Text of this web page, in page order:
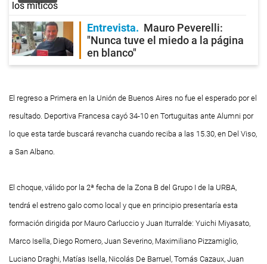
Entrevista
Mauro Peverelli:
"Nunca tuve el miedo a la página
en blanco"
El regreso a Primera en la Unión de Buenos Aires no fue el esperado por el
resultado. Deportiva Francesa cayó 34-10 en Tortuguitas ante Alumni por
lo que esta tarde buscará revancha cuando reciba a las 15.30, en Del Viso,
a San Albano.
El choque, válido por la 2ª fecha de la Zona B del Grupo I de la URBA,
tendrá el estreno galo como local y que en principio presentaría esta
formación dirigida por Mauro Carluccio y Juan Iturralde: Yuichi Miyasato,
Marco Isella, Diego Romero, Juan Severino, Maximiliano Pizzamiglio,
Luciano Draghi, Matías Isella, Nicolás De Barruel, Tomás Cazaux, Juan